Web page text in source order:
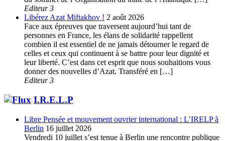
Editeur 3
Libérez Azat Miftakhov ! 2 août 2026
Face aux épreuves que traversent aujourd’hui tant de
personnes en France, les élans de solidarité rappellent
combien il est essentiel de ne jamais détourner le regard de
celles et ceux qui continuent à se battre pour leur dignité et
leur liberté. C’est dans cet esprit que nous souhaitions vous
donner des nouvelles d’Azat. Transféré en […]
Editeur 3
I.R.E.L.P
Libre Pensée et mouvement ouvrier international : L’IRELP à
Berlin 16 juillet 2026
Vendredi 10 juillet s’est tenue à Berlin une rencontre publique